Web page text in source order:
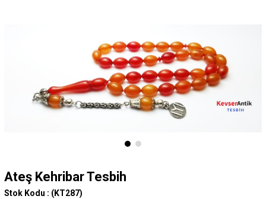
Ateş Kehribar Tesbih
Stok Kodu : (KT287)